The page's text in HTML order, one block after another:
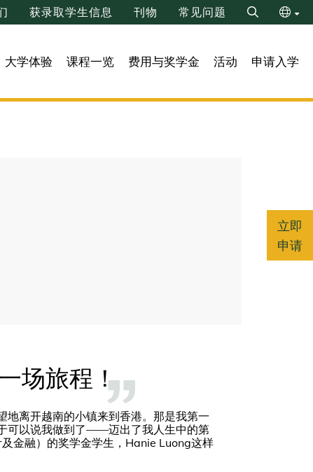
获录取学生信息 刊物 常见问题
Search
繁
大学体验 课程一览 费用与奖学金 活动 申请入学
场旅程！
地离开越南的小镇来到香港。那是我第一
可以说我做到了——迈出了我人生中的第
金融）的奖学金学生，Hanie Luong这样
立即
申请